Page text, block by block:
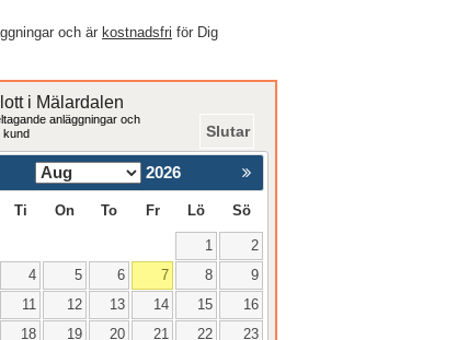
och är kostnadsfri för Dig
i Mälardalen
anläggningar och
kund Slutar
Nästa >
2026
Ti On To Fr Lö Sö
1
2
4 5 6 7 8
9
11 12 13 14 15
16
18 19 20 21 22 23